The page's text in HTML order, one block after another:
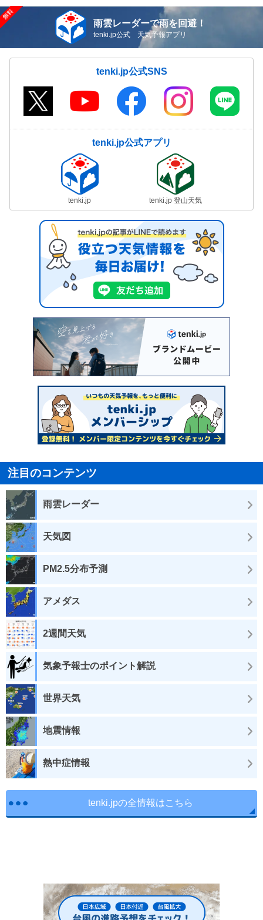
雨雲レーダーで雨を回避！
tenki.jp公式 天気予報アプリ
tenki.jp公式SNS
tenki.jp公式アプリ
tenki.jp tenki.jp 登山天気
注目のコンテンツ
雨雲レーダー
天気図
PM2.5分布予測
アメダス
2週間天気
気象予報士のポイント解説
世界天気
地震情報
熱中症情報
tenki.jpの全情報はこちら